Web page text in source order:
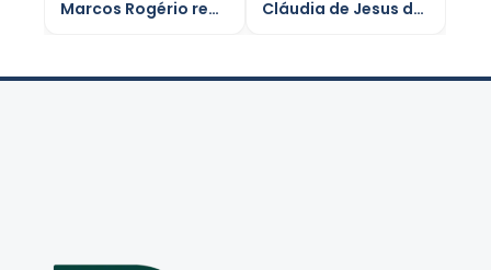
Marcos Rogério recebe apoio de Léo Moraes ao governo de Rondônia Cláudia de Jesus destina R$ 287 mil para agricultura em Teixeirópolis